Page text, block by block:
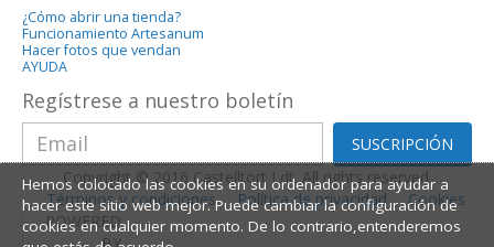
¿Cómo abrir una tienda?
Funcionamiento Artesanum
Hacer fotos que vendan
AYUDA
Regístrese a nuestro boletín
SUSCRIPCIÓN
Copyright © 2016 Castelltort Ldt. All rights reserved.
Términos y condiciones
Política de privacidad
Cookies
POWERED
Hemos colocado las cookies en su ordenador para ayudar a
hacer este sitio web mejor. Puede cambiar la configuración de
cookies en cualquier momento. De lo contrario,entenderemos